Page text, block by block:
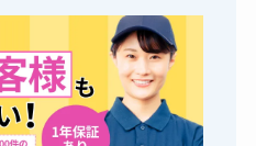
16,500円～(税込)
8,800円～(税込)
8,800円～(税込)
14,300円～(税込)